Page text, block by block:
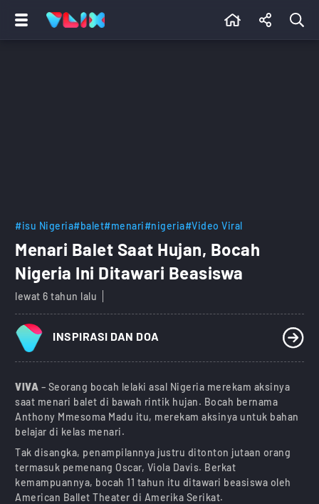
#isu Nigeria#balet#menari#nigeria#Video Viral
Menari Balet Saat Hujan, Bocah
Nigeria Ini Ditawari Beasiswa
lewat 6 tahun lalu
INSPIRASI DAN DOA
VIVA – Seorang bocah lelaki asal Nigeria merekam aksinya
saat menari balet di bawah rintik hujan. Bocah bernama
Anthony Mmesoma Madu itu, merekam aksinya untuk bahan
belajar di kelas menari.
Tak disangka, penampilannya justru ditonton jutaan orang
termasuk pemenang Oscar, Viola Davis. Berkat
kemampuannya, bocah 11 tahun itu ditawari beasiswa oleh
American Ballet Theater di Amerika Serikat.